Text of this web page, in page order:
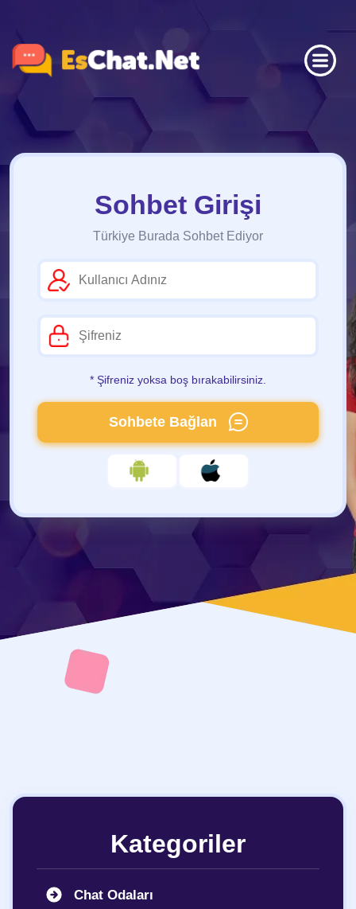
Sohbet Girişi
Türkiye Burada Sohbet Ediyor
* Şifreniz yoksa boş bırakabilirsiniz.
Sohbete Bağlan
Kategoriler
Chat Odaları